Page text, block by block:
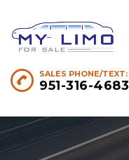
SALES PHONE/TEXT:
951-316-4683